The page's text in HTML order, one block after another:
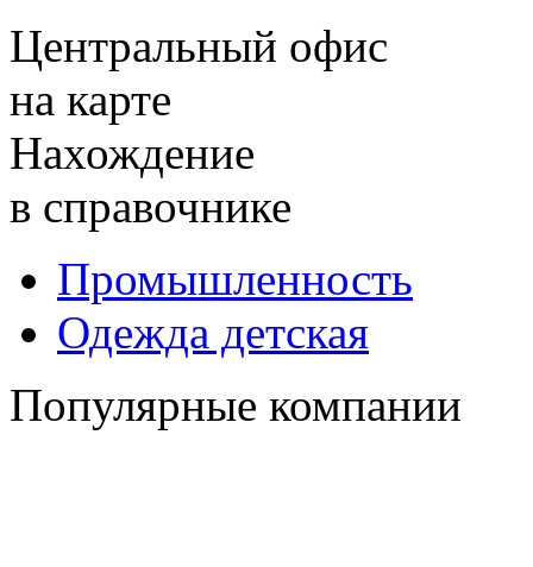
Центральный офис
на карте
Нахождение
в справочнике
Промышленность
Одежда детская
Популярные компании